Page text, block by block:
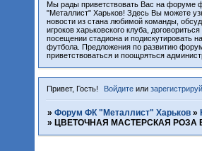
Мы рады приветствовать Вас на форуме
"Металлист" Харьков! Здесь Вы можете
новости из стана любимой команды,
игроков харьковского клуба,
посещении стадиона и подискутировать
футбола. Предложения по развитию
приветствоваться и поощряться
Привет, Гость! Войдите или
» Форум ФК "Металлист" Харьков »
» ЦВЕТОЧНАЯ МАСТЕРСКАЯ РОЗА